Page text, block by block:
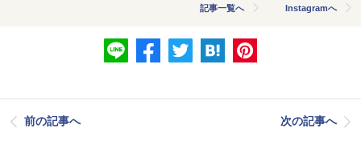
記事一覧へ Instagramへ
前の記事へ 次の記事へ